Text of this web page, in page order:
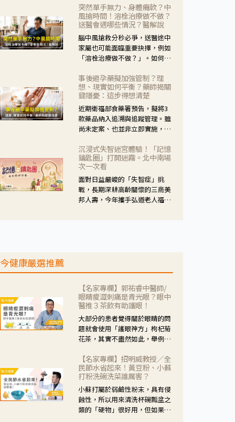
在重要。社團法人台灣自我照護
產業協會 提出「非處方藥正確使
用」與「藥師給力」，鼓勵民眾
建立安全且正確的自我照護習
慣。
突然單手無力、身體癱軟？中
風搶時間！溶栓治療做不做？
送醫會遇哪些情況？醫解說
腦中風搶救分秒必爭，送醫途中
家屬也可能面臨重要抉擇，例如
「溶栓治療做不做？」。如何搶
會理事長陳龍醫師解說！
事後避孕藥擬加強管制？理
想、現實如何平衡？藥師揭關
鍵隱憂：這步得想清楚
近期衛福部食藥署預告，擬將3
款藥品納入追溯與追蹤管理。雖
尚未定案、也並非立即實施，不
人杰藥師表示，這三款藥物目
的、作用、風險各有不同，管制
與否所帶來的後許影響也不同，
可先了解其特性。
沉浸式失智迷宮體驗！「記憶
鑰匙圈」打開迷霧。北中南場
次一次看
面對日益嚴峻的「失智症」挑
戰，長期深耕高齡關懷的三商美
邦人壽，今年攜手弘道老人福利
生活挑戰。
今健康嚴選推薦
【名家專欄】郭祐睿中醫師/
眼睛痠澀刺痛是青光眼？眼中
醫推３茶飲有助護眼！
大部分的患者覺得關於眼睛的問
題就會使用「護眼神方」枸杞菊
花茶，其實不盡然如此，舉例來
紅、眼睛痛、眼屎多而且顏色
黃，當然就可以使用枸杞菊花
茶，但是枸杞的劑量要少，菊花
的劑量要多；若是有以上症狀以
外，眼睛還會有灼熱感，眼屎多
到會「牽絲」，也就是水樣分泌
【名家專欄】招明威教授／全
民節水省起來！黃豆粉、小蘇
打粉洗碗洗菜誰厲害？
小蘇打屬於弱鹼性粉末，具有侵
蝕性，所以用來清洗杯碗瓢盆之
類的「硬物」很好用，但如果用